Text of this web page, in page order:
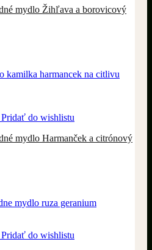
mydlo Žihľava a borovicový
Pridať do wishlistu
mydlo Harmanček a citrónový
Pridať do wishlistu